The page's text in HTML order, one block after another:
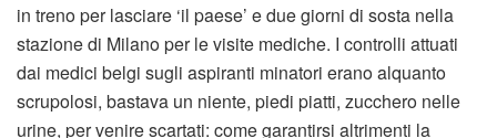
in treno per lasciare ‘il paese’ e due giorni di sosta nella
stazione di Milano per le visite mediche. I controlli attuati
dai medici belgi sugli aspiranti minatori erano alquanto
scrupolosi, bastava un niente, piedi piatti, zucchero nelle
urine, per venire scartati: come garantirsi altrimenti la